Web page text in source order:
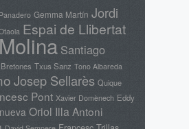
Gemma Martín Jordi
Espai de Llibertat
Santiago
Txus Sanz Tono Albareda
Josep Sellarès Quique
Pont Xavier Domènech Eddy
Oriol Illa Antoni